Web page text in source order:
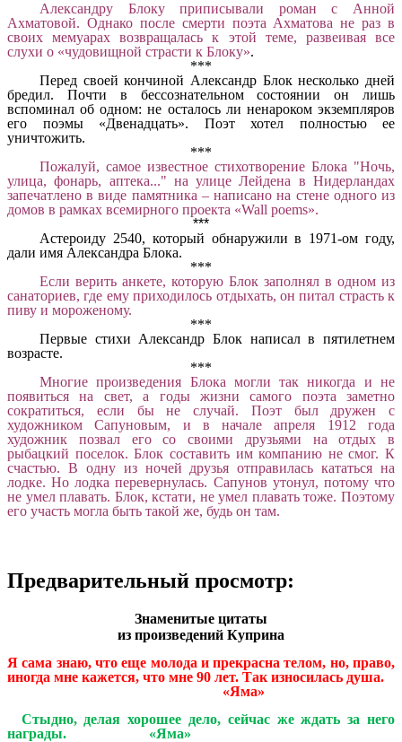
Александру Блоку приписывали роман с Анной
Ахматовой. Однако после смерти поэта Ахматова не раз в
своих мемуарах возвращалась к этой теме, развеивая все
слухи о «чудовищной страсти к Блоку».
***
Перед своей кончиной Александр Блок несколько дней
бредил. Почти в бессознательном состоянии он лишь
вспоминал об одном: не осталось ли ненароком экземпляров
его поэмы «Двенадцать». Поэт хотел полностью ее
уничтожить.
***
Пожалуй, самое известное стихотворение Блока "Ночь,
улица, фонарь, аптека..." на улице Лейдена в Нидерландах
запечатлено в виде памятника – написано на стене одного из
домов в рамках всемирного проекта «Wall poems».
***
Астероиду 2540, который обнаружили в 1971-ом году,
дали имя Александра Блока.
***
Если верить анкете, которую Блок заполнял в одном из
санаториев, где ему приходилось отдыхать, он питал страсть к
пиву и мороженому.
***
Первые стихи Александр Блок написал в пятилетнем
возрасте.
***
Многие произведения Блока могли так никогда и не
появиться на свет, а годы жизни самого поэта заметно
сократиться, если бы не случай. Поэт был дружен с
художником Сапуновым, и в начале апреля 1912 года
художник позвал его со своими друзьями на отдых в
рыбацкий поселок. Блок составить им компанию не смог. К
счастью. В одну из ночей друзья отправилась кататься на
лодке. Но лодка перевернулась. Сапунов утонул, потому что
не умел плавать. Блок, кстати, не умел плавать тоже. Поэтому
его участь могла быть такой же, будь он там.
Предварительный просмотр:
Знаменитые цитаты
из произведений Куприна
Я сама знаю, что еще молода и прекрасна телом, но, право,
иногда мне кажется, что мне 90 лет. Так износилась душа.
«Яма»
Стыдно, делая хорошее дело, сейчас же ждать за него
награды. «Яма»